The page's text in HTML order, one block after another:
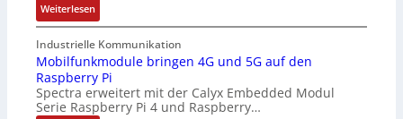
Weiterlesen:
1
9
-
Z
o
l
Industrielle Kommunikation
Mobilfunkmodule bringen 4G und 5G auf den
Raspberry Pi
Spectra erweitert mit der Calyx Embedded Modul
Serie Raspberry Pi 4 und Raspberry…